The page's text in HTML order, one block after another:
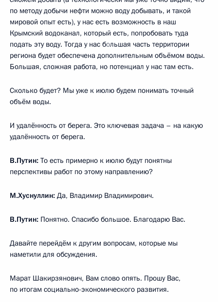
по методу добычи нефти можно воду добывать, и такой
мировой опыт есть), у нас есть возможность в наш
Крымский водоканал, который есть, попробовать туда
подать эту воду. Тогда у нас большая часть территории
региона будет обеспечена дополнительным объёмом воды.
Большая, сложная работа, но потенциал у нас там есть.
Сколько будет? Мы уже к июлю будем понимать точный
объём воды.
И удалённость от берега. Это ключевая задача – на какую
удалённость от берега.
В.Путин: То есть примерно к июлю будут понятны
перспективы работ по этому направлению?
М.Хуснуллин: Да, Владимир Владимирович.
В.Путин: Понятно. Спасибо большое. Благодарю Вас.
Давайте перейдём к другим вопросам, которые мы
наметили для обсуждения.
Марат Шакирзянович, Вам слово опять. Прошу Вас,
по итогам социально-экономического развития.